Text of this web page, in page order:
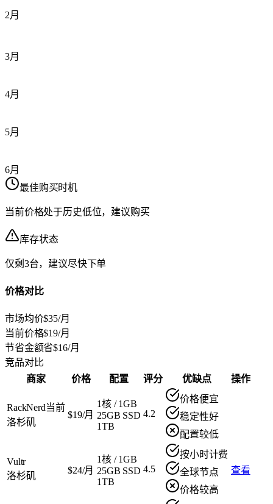
2月
3月
4月
5月
6月
最佳购买时机
当前价格处于历史低位，建议购买
库存状态
仅剩3台，建议尽快下单
价格对比
市场均价$35/月
当前价格$19/月
节省金额省$16/月
竞品对比
商家
价格 配置 评分 优缺点 操作
RackNerd当前
洛杉矶
$19/月
1核/1GB
25GB SSD
1TB
4.2
价格便宜
稳定性好
配置较低
Vultr
洛杉矶
$24/月
1核/1GB
25GB SSD
1TB
4.5
按小时计费
全球节点
价格较高
查看